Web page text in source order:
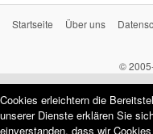
Startseite Über uns
©
Cookies erleichtern die
unserer Dienste erklären Sie
einverstanden, dass wir